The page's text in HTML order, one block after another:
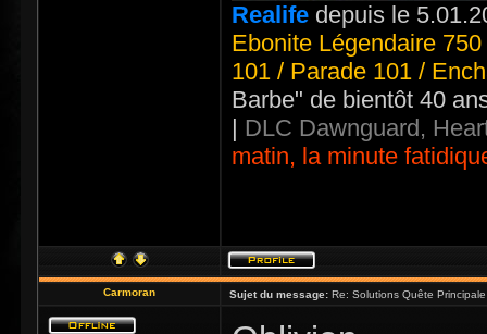
Realife depuis le
Ebonite Légendaire
101 / Parade 101 /
Barbe" de bientôt 40
| DLC Dawnguard,
matin, la minute
Carmoran Sujet du message: Re: Solutions Quête